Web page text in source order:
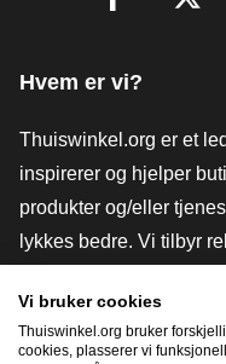
Hvem er vi?
Thuiswinkel.org er et
inspirerer og hjelper
produkter og/eller
lykkes bedre. Vi tilbyr
verktøy og råd,
og har vår egen
Vi bruker cookies
Thuiswinkel.org bruker
cookies, plasserer vi